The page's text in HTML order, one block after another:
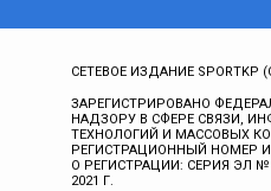
СЕТЕВОЕ ИЗДАНИЕ SPORTKP
ЗАРЕГИСТРИРОВАНО
НАДЗОРУ В СФЕРЕ СВЯЗИ,
ТЕХНОЛОГИЙ И МАССОВЫХ
РЕГИСТРАЦИОННЫЙ НОМЕР
О РЕГИСТРАЦИИ: СЕРИЯ ЭЛ №
2021 Г.